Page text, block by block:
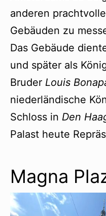
anderen
Gebäuden zu
Das Gebäude
und später als
Bruder Louis
niederländische
Schloss in Den
Palast heute
Magna